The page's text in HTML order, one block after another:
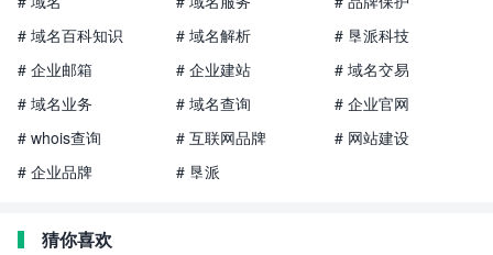
# 域名百科知识
# 域名解析
# 垦派科技
# 企业邮箱
# 企业建站
# 域名交易
# 域名业务
# 域名查询
# 企业官网
# whois查询
# 互联网品牌
# 网站建设
# 企业品牌
# 垦派
猜你喜欢